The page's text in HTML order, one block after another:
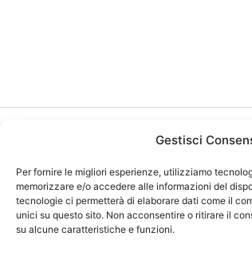
Gestisci
Per fornire le migliori esperienze, utilizziamo
memorizzare e/o accedere alle informazioni del
tecnologie ci permetterà di elaborare dati come il
unici su questo sito. Non acconsentire o ritirare il
su alcune caratteristiche e funzioni.
Copyright 2026 NotiziePlus.com
Edizioni Web4Star